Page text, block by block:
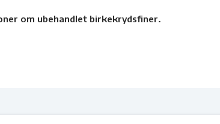
om ubehandlet birkekrydsfiner.​